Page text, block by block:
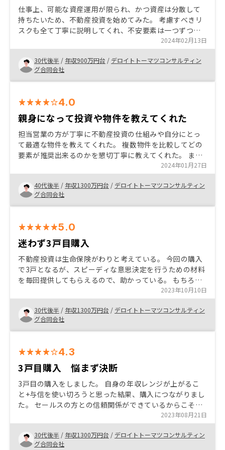
仕事上、可能な資産運用が限られ、かつ資産は分散して
持ちたいため、不動産投資を始めてみた。 考慮すべきリ
スクも全て丁寧に説明してくれ、不安要素は一つずつ潰
してくれた。 また前回の説明から少し時間が空いてしま
った時も、前回の復習から始めてくれてところに優しさ
を感じた。
2024年02月13日
30代後半 / 年収900万円台 / デロイトトーマツコンサルティン
グ合同会社
4.0
親身になって投資や物件を教えてくれた
担当営業の方が丁寧に不動産投資の仕組みや自分にとっ
て最適な物件を教えてくれた。 複数物件を比較してどの
要素が推奨出来るのかを懇切丁寧に教えてくれた。 また
おすすめではない物件の場合はその理由を教えてくれた
ので、信頼ができた。
2024年01月27日
40代後半 / 年収1300万円台 / デロイトトーマツコンサルティン
グ合同会社
5.0
迷わず3戸目購入
不動産投資は生命保険がわりと考えている。 今回の購入
で3戸となるが、スピーディな意思決定を行うための材料
を毎回提供してもらえるので、助かっている。 もちろ
ん、実現するためのコミュニケーショのや信頼関係の構
築も円滑に行うことができている。
2023年10月10日
30代後半 / 年収1300万円台 / デロイトトーマツコンサルティン
グ合同会社
4.3
3戸目購入 悩まず決断
3戸目の購入をしました。 自身の年収レンジが上がるこ
と+与信を使い切ろうと思った結果、購入につながりまし
た。 セールスの方との信頼関係ができているからこそ、
スピーディな決断をすることができたと思います。
2023年08月21日
30代後半 / 年収1300万円台 / デロイトトーマツコンサルティン
グ合同会社